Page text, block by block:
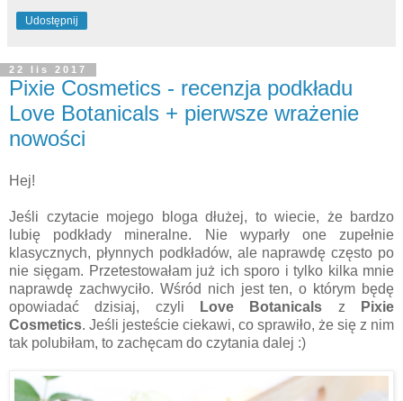
Udostępnij
22 lis 2017
Pixie Cosmetics - recenzja podkładu
Love Botanicals + pierwsze wrażenie
nowości
Hej!
Jeśli czytacie mojego bloga dłużej, to wiecie, że bardzo
lubię podkłady mineralne. Nie wyparły one zupełnie
klasycznych, płynnych podkładów, ale naprawdę często po
nie sięgam. Przetestowałam już ich sporo i tylko kilka mnie
naprawdę zachwyciło. Wśród nich jest ten, o którym będę
opowiadać dzisiaj, czyli
Love Botanicals z
Pixie
Cosmetics. Jeśli jesteście ciekawi, co sprawiło, że się z nim
tak polubiłam, to zachęcam do czytania dalej :)